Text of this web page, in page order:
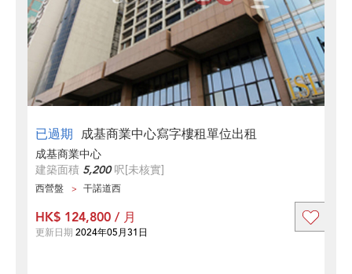
已過期 成基商業中心寫字樓租單位出租
成基商業中心
建築面積 5,200呎[未核實]
西營盤 干諾道西
HK$ 124,800 / 月
更新日期 2024年05月31日